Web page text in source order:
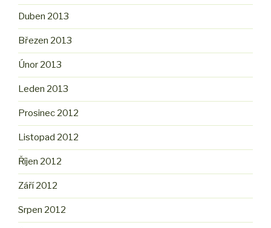
Duben 2013
Březen 2013
Únor 2013
Leden 2013
Prosinec 2012
Listopad 2012
Říjen 2012
Září 2012
Srpen 2012